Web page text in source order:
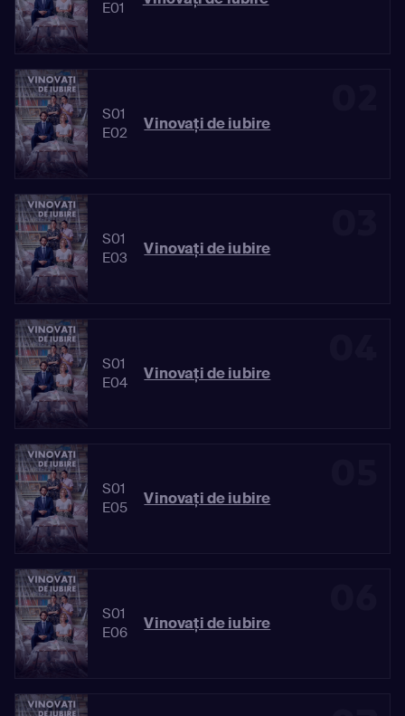
E01
S01
E02
Vinovaţi de iubire
S01
E03
Vinovaţi de iubire
S01
E04
Vinovaţi de iubire
S01
E05
Vinovaţi de iubire
S01
E06
Vinovaţi de iubire